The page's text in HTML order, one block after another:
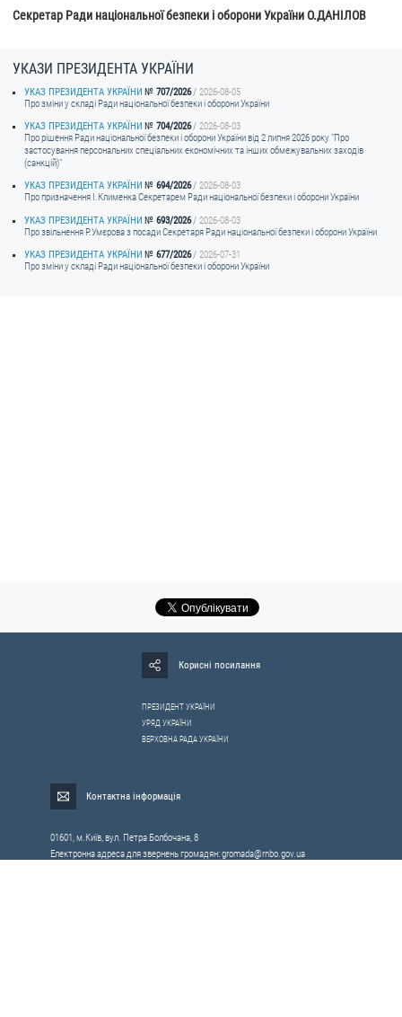
Секретар Ради національної безпеки і оборони України О.ДАНІЛОВ
УКАЗИ ПРЕЗИДЕНТА УКРАЇНИ
УКАЗ ПРЕЗИДЕНТА УКРАЇНИ 707/2026
2026-08-05
Про зміни у складі Ради національної безпеки і оборони України
УКАЗ ПРЕЗИДЕНТА УКРАЇНИ
704/2026
2026-08-03
Про рішення Ради національної безпеки і оборони України від 2 липня 2026 року "Про
застосування персональних спеціальних економічних та інших обмежувальних заходів
(санкцій)"
УКАЗ ПРЕЗИДЕНТА УКРАЇНИ
694/2026
2026-08-03
Про призначення I.Клименка Секретарем Ради національної безпеки і оборони України
УКАЗ ПРЕЗИДЕНТА УКРАЇНИ
693/2026
2026-08-03
Про звільнення Р.Умєрова з посади Секретаря Ради національної безпеки і оборони України
УКАЗ ПРЕЗИДЕНТА УКРАЇНИ
677/2026
2026-07-31
Про зміни у складі Ради національної безпеки і оборони України
Корисні посилання
ПРЕЗИДЕНТ УКРАЇНИ
УРЯД УКРАЇНИ
ВЕРХОВНА РАДА УКРАЇНИ
Контактна інформація
01601, м.Київ, вул. Петра Болбочана, 8
Електронна адреса для звернень громадян:gromada@rnbo.gov.ua